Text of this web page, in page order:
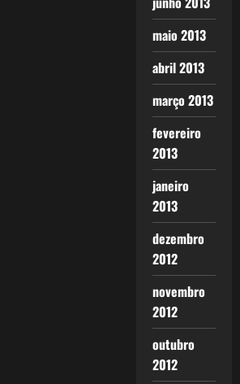
maio 2013
abril 2013
março 2013
fevereiro
2013
janeiro
2013
dezembro
2012
novembro
2012
outubro
2012